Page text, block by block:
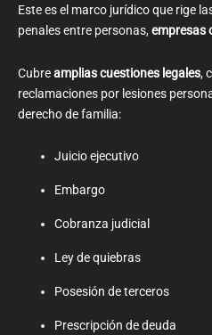
Este es el marco jurídico que rige
penales entre personas,empresas
Cubreampliascuestiones legales,
reclamaciones por lesiones
derecho de familia:
Juicio ejecutivo
Embargo
Cobranza judicial
Ley de quiebras
Posesión de terceros
Prescripción de deuda